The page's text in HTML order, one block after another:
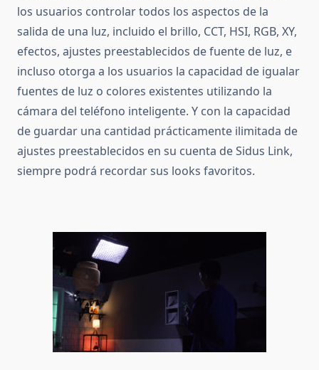
los usuarios controlar todos los aspectos de la
salida de una luz, incluido el brillo, CCT, HSI, RGB, XY,
efectos, ajustes preestablecidos de fuente de luz, e
incluso otorga a los usuarios la capacidad de igualar
fuentes de luz o colores existentes utilizando la
cámara del teléfono inteligente. Y con la capacidad
de guardar una cantidad prácticamente ilimitada de
ajustes preestablecidos en su cuenta de Sidus Link,
siempre podrá recordar sus looks favoritos.